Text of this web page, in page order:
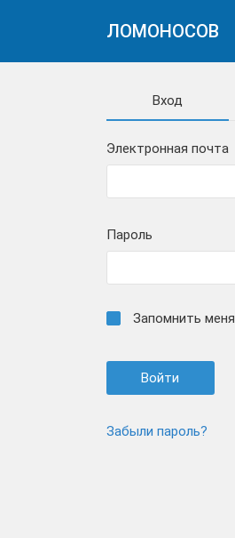
ЛОМОНОСОВ
Вход
Электронная почта
Пароль
Запомнить меня
Забыли пароль?